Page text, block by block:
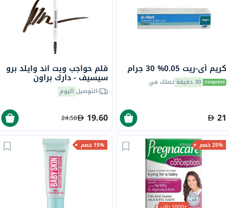
كريم أي-ريت 0.05% 30 جرام
30 دقيقة تصلك في
21
قلم حواجب ويت اند وايلد برو
سيسيف - دارك براون
التوصيل اليوم
19.60
24.50
25% خصم 15% خصم